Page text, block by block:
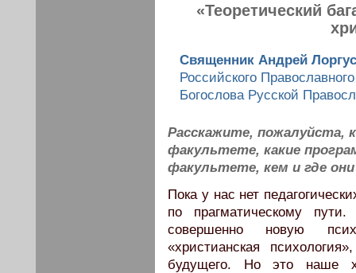
«Теоретический
Священник Андрей Лоргус
Российского
Богослова Русской
Расскажите, пожалуйста,
факультете, какие
факультете, кем и где
Пока у нас нет
по прагматическому
совершенно новую
«христианская
будущего. Но это наше